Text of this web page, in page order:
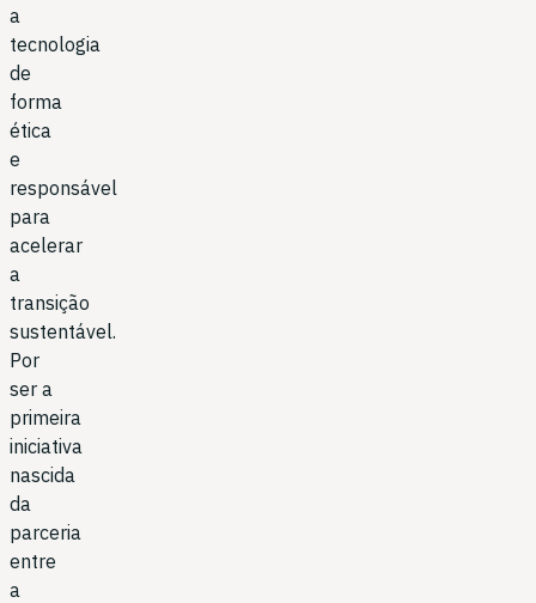
a
tecnologia
de
forma
ética
e
responsável
para
acelerar
a
transição
sustentável.
Por
ser a
primeira
iniciativa
nascida
da
parceria
entre
a